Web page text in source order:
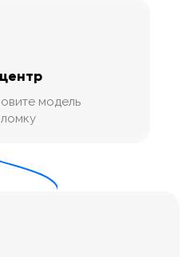
модель